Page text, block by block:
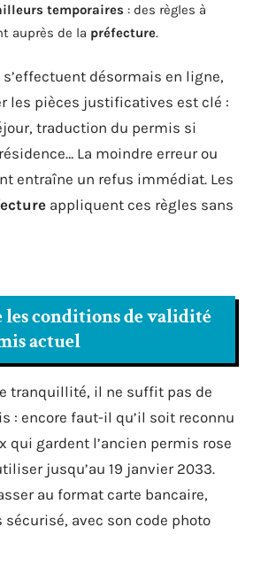
temporaires : des règles à
auprès de la préfecture.
désormais en ligne,
les pièces justificatives est clé :
traduction du permis si
La moindre erreur ou
entraîne un refus immédiat. Les
appliquent ces règles sans
conditions de validité
actuel
tranquillité, il ne suffit pas de
: encore faut-il qu’il soit reconnu
qui gardent l’ancien permis rose
jusqu’au 19 janvier 2033.
au format carte bancaire,
avec son code photo